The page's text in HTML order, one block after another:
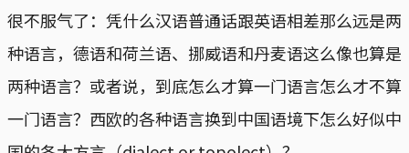
很不服气了：凭什么汉语普通话跟英语相差那么远是两
种语言，德语和荷兰语、挪威语和丹麦语这么像也算是
两种语言？或者说，到底怎么才算一门语言怎么才不算
一门语言？西欧的各种语言换到中国语境下怎么好似中